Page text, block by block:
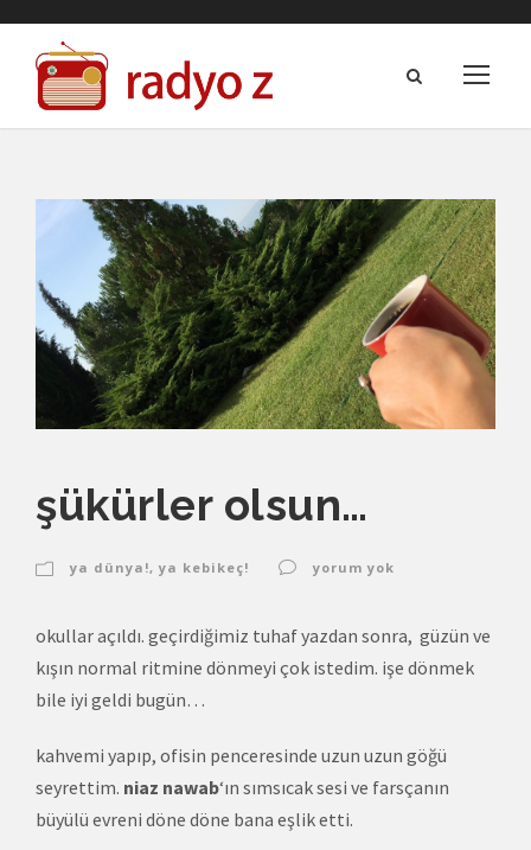
şükürler olsun…
ya dünya!, ya kebikeç! yorum yok
okullar açıldı. geçirdiğimiz tuhaf yazdan sonra, güzün ve
kışın normal ritmine dönmeyi çok istedim. işe dönmek
bile iyi geldi bugün…
kahvemi yapıp, ofisin penceresinde uzun uzun göğü
seyrettim. niaz nawab‘ın sımsıcak sesi ve farsçanın
büyülü evreni döne döne bana eşlik etti.